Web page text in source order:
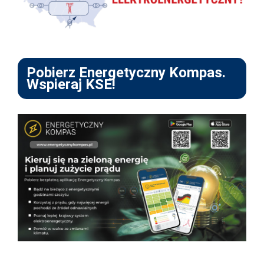
Pobierz Energetyczny Kompas.
Wspieraj KSE!